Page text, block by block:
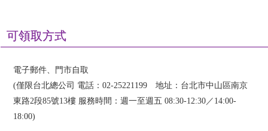
可領取方式
電子郵件、門市自取
(僅限台北總公司 電話：02-25221199 地址：台北市中山區南京
東路2段85號13樓 服務時間：週一至週五 08:30-12:30／14:00-
18:00)